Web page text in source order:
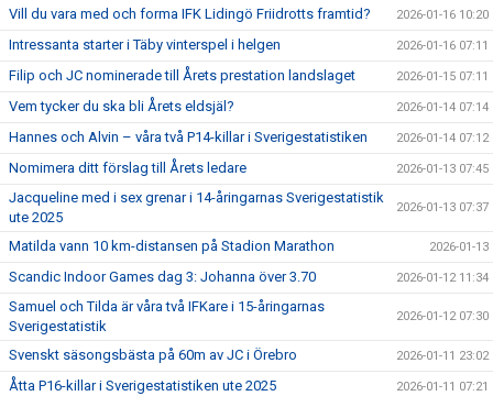
Vill du vara med och forma IFK Lidingö Friidrotts framtid? 2026-01-16 10:20
Intressanta starter i Täby vinterspel i helgen 2026-01-16 07:11
Filip och JC nominerade till Årets prestation landslaget 2026-01-15 07:11
Vem tycker du ska bli Årets eldsjäl? 2026-01-14 07:14
Hannes och Alvin – våra två P14-killar i Sverigestatistiken 2026-01-14 07:12
Nomimera ditt förslag till Årets ledare 2026-01-13 07:45
Jacqueline med i sex grenar i 14-åringarnas Sverigestatistik
ute 2025
2026-01-13 07:37
Matilda vann 10 km-distansen på Stadion Marathon 2026-01-13
Scandic Indoor Games dag 3: Johanna över 3.70 2026-01-12 11:34
Samuel och Tilda är våra två IFKare i 15-åringarnas
Sverigestatistik
2026-01-12 07:30
Svenskt säsongsbästa på 60m av JC i Örebro 2026-01-11 23:02
Åtta P16-killar i Sverigestatistiken ute 2025 2026-01-11 07:21